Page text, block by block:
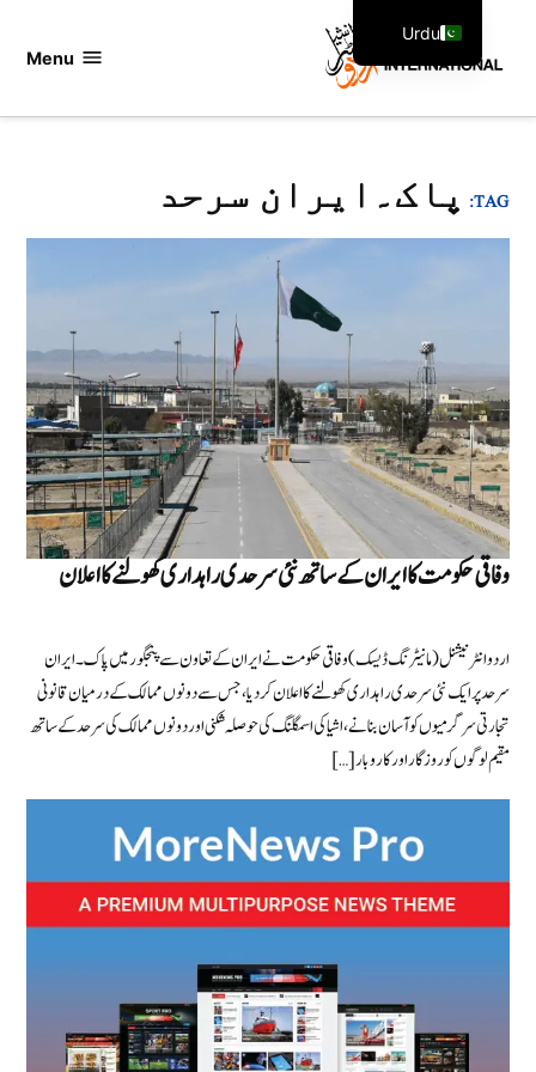
Menu
TAG: پاک۔ایران سرحد
وفاقی حکومت کا ایران کے ساتھ نئی سرحدی راہداری کھولنے کا اعلان
اردو انٹرنیشنل (مانیٹرنگ ڈیسک) وفاقی حکومت نے ایران کے تعاون سے پنجگور میں پاک۔ایران
سرحد پر ایک نئی سرحدی راہداری کھولنے کا اعلان کردیا، جس سے دونوں ممالک کے درمیان قانونی
تجارتی سرگرمیوں کو آسان بنانے، اشیا کی اسمگلنگ کی حوصلہ شکنی اور دونوں ممالک کی سرحد کے ساتھ
مقیم لوگوں کو روزگار اور کاروبار […]
Urdu
English